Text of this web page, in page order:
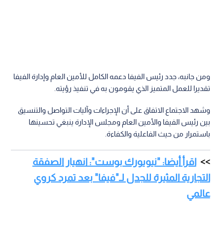
ومن جانبه، جدد رئيس الفيفا دعمه الكامل للأمين العام وإدارة الفيفا
تقديرا للعمل المتميز الذي يقومون به في تنفيذ رؤيته.
وشهد الاجتماع الاتفاق على أن الإجراءات وآليات التواصل والتنسيق
بين رئيس الفيفا والأمين العام ومجلس الإدارة ينبغي تحسينها
باستمرار من حيث الفاعلية والكفاءة.
اقرأ أيضا: "نيويورك بوست": انهيار الصفقة
التجارية المثيرة للجدل لـ"فيفا" بعد تمرد كروي
عالمي